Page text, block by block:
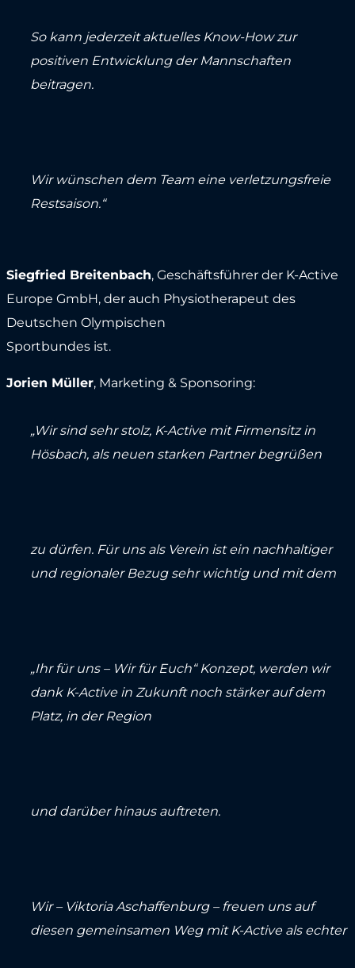
So kann jederzeit aktuelles Know-How zur
positiven Entwicklung der Mannschaften
beitragen.
Wir wünschen dem Team eine verletzungsfreie
Restsaison.“
Siegfried Breitenbach, Geschäftsführer der K-Active
Europe GmbH, der auch Physiotherapeut des
Deutschen Olympischen
Sportbundes ist.
Jorien Müller, Marketing & Sponsoring:
„Wir sind sehr stolz, K-Active mit Firmensitz in
Hösbach, als neuen starken Partner begrüßen
zu dürfen. Für uns als Verein ist ein nachhaltiger
und regionaler Bezug sehr wichtig und mit dem
„Ihr für uns – Wir für Euch“ Konzept, werden wir
dank K-Active in Zukunft noch stärker auf dem
Platz, in der Region
und darüber hinaus auftreten.
Wir – Viktoria Aschaffenburg – freuen uns auf
diesen gemeinsamen Weg mit K-Active als echter